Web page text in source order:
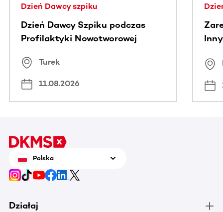
Dzień Dawcy szpiku
Dzień Dawcy Szpiku podczas
Profilaktyki Nowotworowej
Turek
11.08.2026
Polska
Działaj